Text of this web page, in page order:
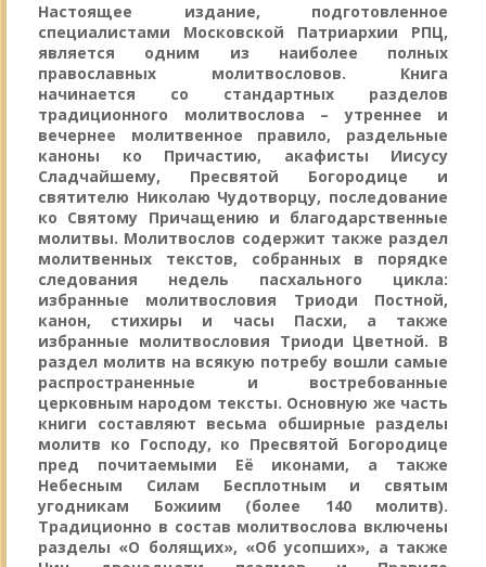
Настоящее издание, подготовленное
специалистами Московской Патриархии РПЦ,
является одним из наиболее полных
православных молитвословов. Книга
начинается со стандартных разделов
традиционного молитвослова – утреннее и
вечернее молитвенное правило, раздельные
каноны ко Причастию, акафисты Иисусу
Сладчайшему, Пресвятой Богородице и
святителю Николаю Чудотворцу, последование
ко Святому Причащению и благодарственные
молитвы. Молитвослов содержит также раздел
молитвенных текстов, собранных в порядке
следования недель пасхального цикла:
избранные молитвословия Триоди Постной,
канон, стихиры и часы Пасхи, а также
избранные молитвословия Триоди Цветной. В
раздел молитв на всякую потребу вошли самые
распространенные и востребованные
церковным народом тексты. Основную же часть
книги составляют весьма обширные разделы
молитв ко Господу, ко Пресвятой Богородице
пред почитаемыми Её иконами, а также
Небесным Силам Бесплотным и святым
угодникам Божиим (более 140 молитв).
Традиционно в состав молитвослова включены
разделы «О болящих», «Об усопших», а также